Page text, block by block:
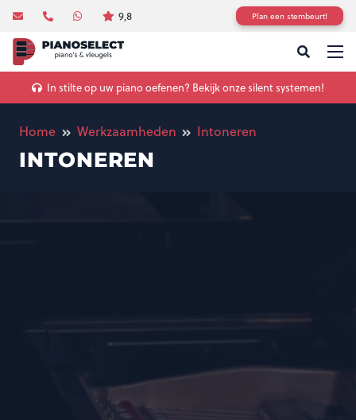
9,8 Plan een stembeurt!
In stilte op uw piano oefenen? Bekijk onze silent systemen!
Home Werkzaamheden Intoneren
INTONEREN